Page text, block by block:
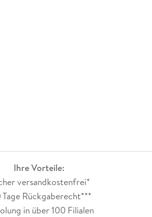
Ihre Vorteile:
versandkostenfrei*
Tage Rückgaberecht***
in über 100 Filialen